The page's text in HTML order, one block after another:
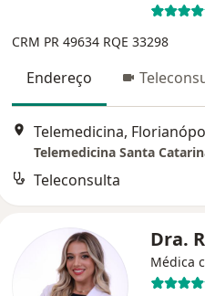
CRM PR 49634 RQE 33298
Endereço
Telemedicina,
Telemedicina Santa
Teleconsulta
Dra.
Médica